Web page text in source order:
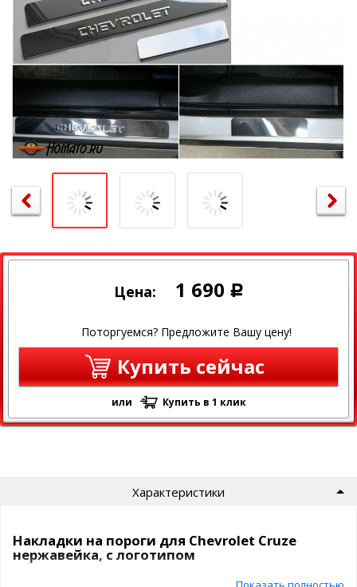
Цена: 1 690 Р
Поторгуемся? Предложите Вашу цену!
Купить сейчас
или Купить в 1 клик
Характеристики
Накладки на пороги для Chevrolet Cruze
нержавейка, с логотипом